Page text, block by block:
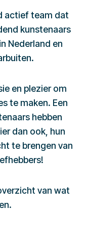
actief team dat
kunstenaars
Nederland en
en plezier om
te maken. Een
hebben
dan ook, hun
te brengen van
van wat